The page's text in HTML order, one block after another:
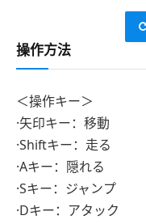
操作方法
＜操作キー＞
·矢印キー：移動
·Shiftキー：走る
·Aキー：隠れる
·Sキー：ジャンプ
·Dキー：アタック